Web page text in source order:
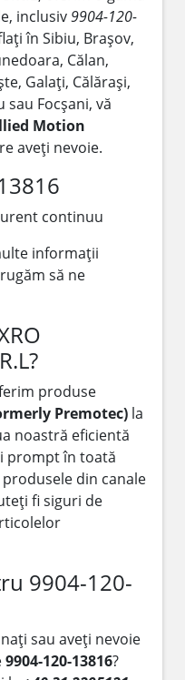
inclusiv9904-120-
în Sibiu, Brașov,
Călan,
Galați, Călărași,
sau Focșani, vă
Motion
aveți nevoie.
continuu
informații
să ne
produse
Premotec) la
noastră eficientă
prompt în toată
din canale
fi siguri de
9904-120-
sau aveți nevoie
9904-120-13816?